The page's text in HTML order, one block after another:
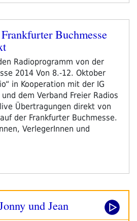
Buchmesse
Radioprogramm von der
2014 Von 8.-12. Oktober
in Kooperation mit der IG
dem Verband Freier Radios
Übertragungen direkt von
der Frankfurter Buchmesse.
VerlegerInnen und
und Jean